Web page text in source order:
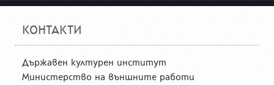
КОНТАКТИ
Държавен културен институт
Министерство на външните работи